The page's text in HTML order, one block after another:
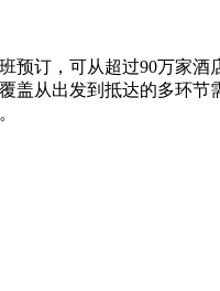
预订，可从超过90万家
从出发到抵达的多环